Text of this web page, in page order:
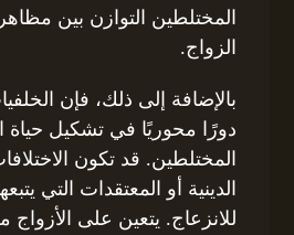
المختلطين التوازن بين
الزواج.
بالإضافة إلى ذلك، فإن
دورًا محوريًا في تشكيل حياة
المختلطين. قد تكون
الدينية أو المعتقدات التي
للانزعاج. يتعين على الأزواج